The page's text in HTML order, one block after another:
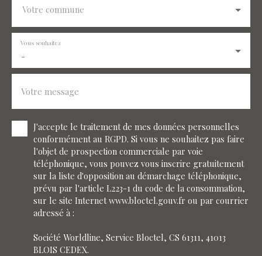
Votre commune
-
Vous souhaitez
Votre message
J'accepte le traitement de mes données personnelles
conformément au RGPD. Si vous ne souhaitez pas faire
l'objet de prospection commerciale par voie
téléphonique, vous pouvez vous inscrire gratuitement
sur la liste d'opposition au démarchage téléphonique,
prévu par l'article L223-1 du code de la consommation,
sur le site Internet www.bloctel.gouv.fr ou par courrier
adressé à :
Société Worldline, Service Bloctel, CS 61311, 41013
BLOIS CEDEX.